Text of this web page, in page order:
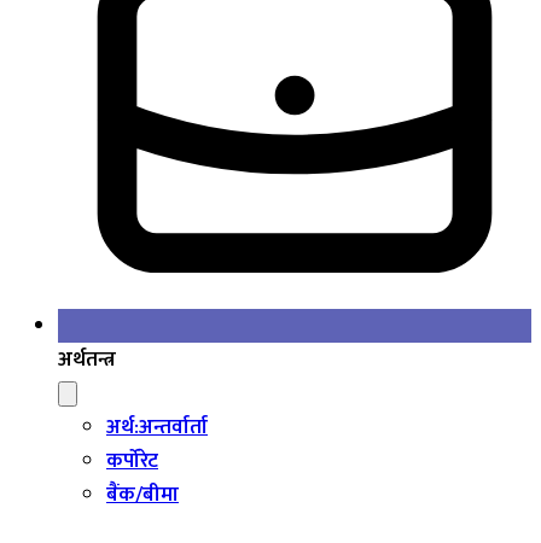
अर्थतन्त्र
अर्थ:अन्तर्वार्ता
कर्पोरेट
बैंक/बीमा